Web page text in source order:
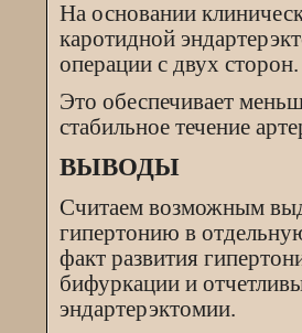
На основании
каротидной
операции с двух сторон.
Это обеспечивает
стабильное течение
ВЫВОДЫ
Считаем возможным
гипертонию в
факт развития
бифуркации и
эндартерэктомии.